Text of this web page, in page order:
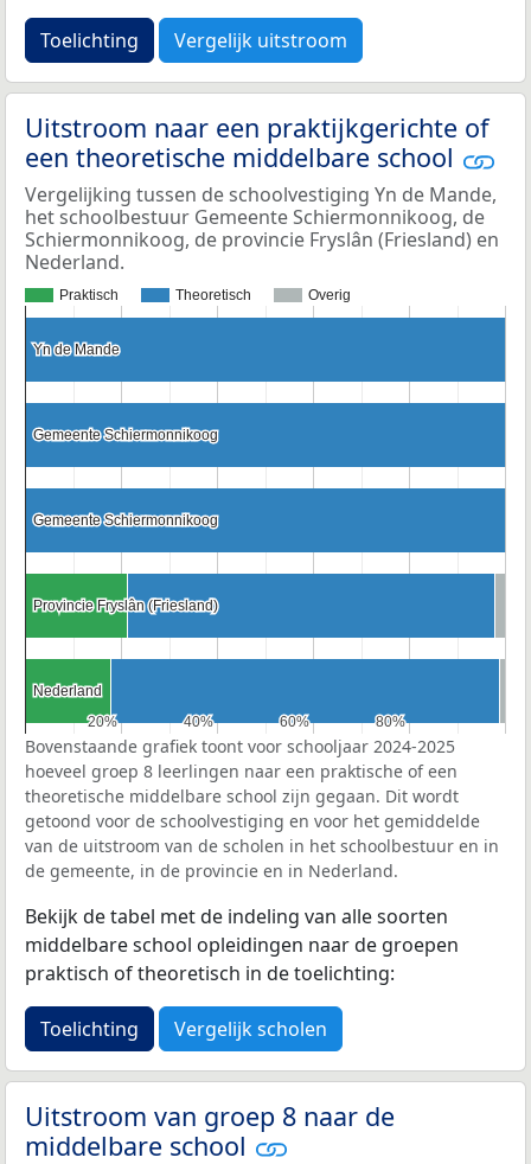
Toelichting Vergelijk uitstroom
Uitstroom naar een praktijkgerichte of
een theoretische middelbare school
Vergelijking tussen de schoolvestiging Yn de Mande,
het schoolbestuur Gemeente Schiermonnikoog, de
Schiermonnikoog, de provincie Fryslân (Friesland) en
Nederland.
Praktisch Theoretisch Overig
20%
20% 40%
40% 60%
60% 80%
80%
Yn de Mande
Yn de Mande
Gemeente Schiermonnikoog
Gemeente Schiermonnikoog
Gemeente Schiermonnikoog
Gemeente Schiermonnikoog
Provincie Fryslân (Friesland)
Provincie Fryslân (Friesland)
Nederland
Nederland
Bovenstaande grafiek toont voor schooljaar 2024-2025
hoeveel groep 8 leerlingen naar een praktische of een
theoretische middelbare school zijn gegaan. Dit wordt
getoond voor de schoolvestiging en voor het gemiddelde
van de uitstroom van de scholen in het schoolbestuur en in
de gemeente, in de provincie en in Nederland.
Bekijk de tabel met de indeling van alle soorten
middelbare school opleidingen naar de groepen
praktisch of theoretisch in de toelichting:
Toelichting Vergelijk scholen
Uitstroom van groep 8 naar de
middelbare school